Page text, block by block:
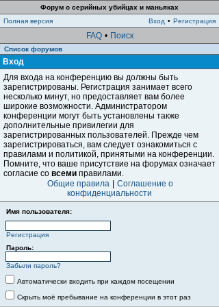
Форум о серийных убийцах и маньяках
Полная версия
Вход • Регистрация
FAQ • Поиск
Список форумов
Вход
Для входа на конференцию вы должны быть
зарегистрированы. Регистрация занимает всего
несколько минут, но предоставляет вам более
широкие возможности. Администратором
конференции могут быть установлены также
дополнительные привилегии для
зарегистрированных пользователей. Прежде чем
зарегистрироваться, вам следует ознакомиться с
правилами и политикой, принятыми на конференции.
Помните, что ваше присутствие на форумах означает
согласие со всеми правилами.
Общие правила
Соглашение о
конфиденциальности
Имя пользователя:
Регистрация
Пароль:
Забыли пароль?
Автоматически входить при каждом посещении
Скрыть моё пребывание на конференции в этот раз